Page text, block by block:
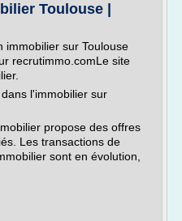
Toulouse |
immobilier sur Toulouse
recrutimmo.comLe site
l'immobilier sur
propose des offres
Les transactions de
sont en évolution,